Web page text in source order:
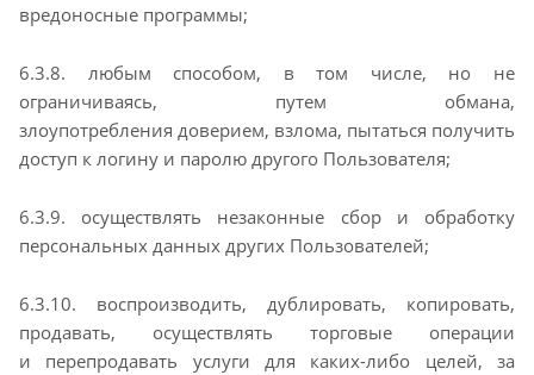
вредоносные программы;
6.3.8. любым способом, в том числе, но не
ограничиваясь, путем обмана,
злоупотребления доверием, взлома, пытаться получить
доступ к логину и паролю другого Пользователя;
6.3.9. осуществлять незаконные сбор и обработку
персональных данных других Пользователей;
6.3.10. воспроизводить, дублировать, копировать,
продавать, осуществлять торговые операции
и перепродавать услуги для каких-либо целей, за